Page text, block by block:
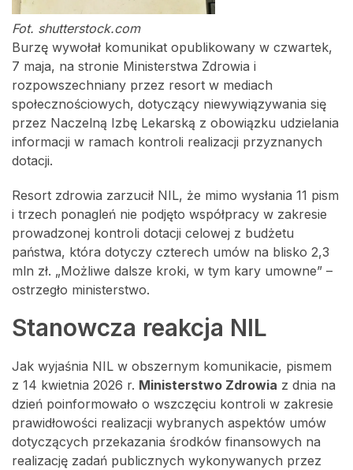
Fot. shutterstock.com
Burzę wywołał komunikat opublikowany w czwartek,
7 maja, na stronie Ministerstwa Zdrowia i
rozpowszechniany przez resort w mediach
społecznościowych, dotyczący niewywiązywania się
przez Naczelną Izbę Lekarską z obowiązku udzielania
informacji w ramach kontroli realizacji przyznanych
dotacji.
Resort zdrowia zarzucił NIL, że mimo wysłania 11 pism
i trzech ponagleń nie podjęto współpracy w zakresie
prowadzonej kontroli dotacji celowej z budżetu
państwa, która dotyczy czterech umów na blisko 2,3
mln zł. „Możliwe dalsze kroki, w tym kary umowne” –
ostrzegło ministerstwo.
Stanowcza reakcja NIL
Jak wyjaśnia NIL w obszernym komunikacie, pismem
z 14 kwietnia 2026 r. Ministerstwo Zdrowia z dnia na
dzień poinformowało o wszczęciu kontroli w zakresie
prawidłowości realizacji wybranych aspektów umów
dotyczących przekazania środków finansowych na
realizację zadań publicznych wykonywanych przez